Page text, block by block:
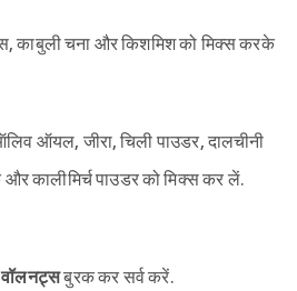
काबुली चना और किशमिश को मिक्स करके
ऑयल, जीरा, चिली पाउडर, दालचीनी
कालीमिर्च पाउडर को मिक्स कर लें.
वॉलनट्सबुरक कर सर्व करें.